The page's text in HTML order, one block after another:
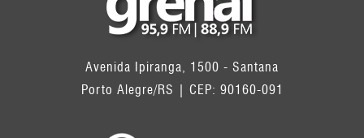
Avenida Ipiranga, 1500 - Santana
Porto Alegre/RS | CEP: 90160-091